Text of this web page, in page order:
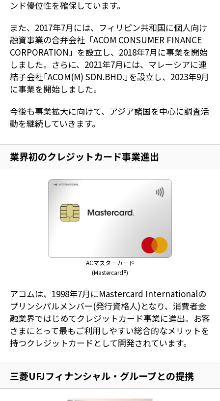
ンド優位性を確保しています。
また、2017年7月には、フィリピン共和国に個人向け
融資事業の合弁会社「ACOM CONSUMER FINANCE
CORPORATION」を設立し、2018年7月に事業を開始
しました。さらに、2021年7月には、マレーシアに連
結子会社｢ACOM(M) SDN.BHD.｣を設立し、2023年9月
に事業を開始しました。
今後も事業拡大に向けて、アジア諸国を中心に調査活
動を継続していきます。
業界初のクレジットカード事業進出
ACマスターカード
(Mastercard®)
アコムは、1998年7月にMastercard Internationalの
プリンシパルメンバー(発行資格人)となり、消費者金
融業界ではじめてクレジットカード事業に進出。お客
さまにとって最もご利用しやすい総合的なメリットを
持つクレジットカードとして開発されています。
三菱UFJフィナンシャル・グループとの提携